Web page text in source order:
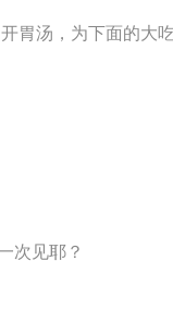
胃汤，为下面的大